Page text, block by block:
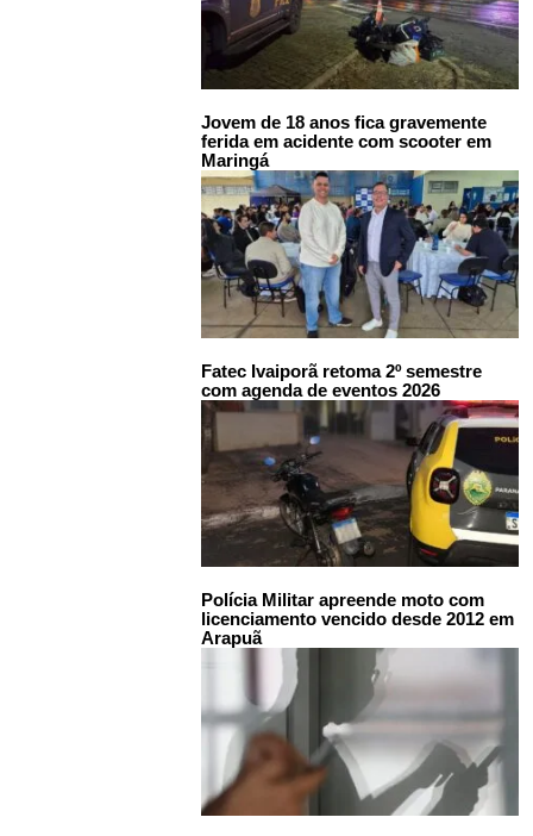
Jovem de 18 anos fica gravemente
ferida em acidente com scooter em
Maringá
Fatec Ivaiporã retoma 2º semestre
com agenda de eventos 2026
Polícia Militar apreende moto com
licenciamento vencido desde 2012 em
Arapuã